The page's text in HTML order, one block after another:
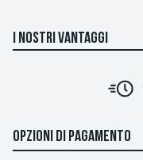
I NOSTRI VANTAGGI
OPZIONI DI PAGAMENTO